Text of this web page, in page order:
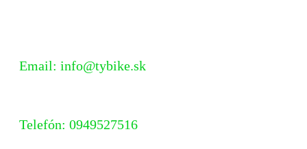
Email: info@tybike.sk
Telefón: 0949527516